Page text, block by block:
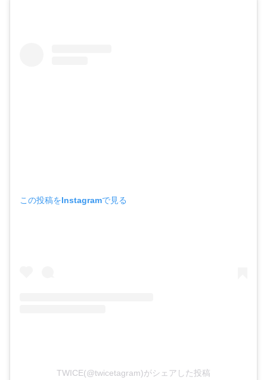
この投稿をInstagramで見る
TWICE(@twicetagram)がシェアした投稿